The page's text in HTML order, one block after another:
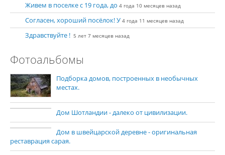
Живем в поселке с 19 года, до 4 года 10 месяцев назад
Согласен, хороший посёлок! У 4 года 11 месяцев назад
Здравствуйте ! 5 лет 7 месяцев назад
Фотоальбомы
Подборка домов, построенных в необычных
местах.
Дом Шотландии - далеко от цивилизации.
Дом в швейцарской деревне - оригинальная
реставрация сарая.